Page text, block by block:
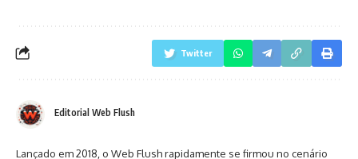
Twitter
Editorial Web Flush
Lançado em 2018, o Web Flush rapidamente se firmou no cenário